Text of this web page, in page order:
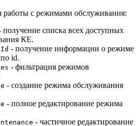
с режимами обслуживания:
получение списка всех доступных
КЕ.
- получение информации о режиме
id.
- фильтрация режимов
- создание режима обслуживания
- полное редактирование режима
- частичное редактирование